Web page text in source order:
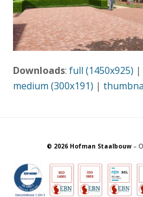
Downloads:full (1450x925) |
medium (300x191) |
© 2026 Hofman Staalbouw–